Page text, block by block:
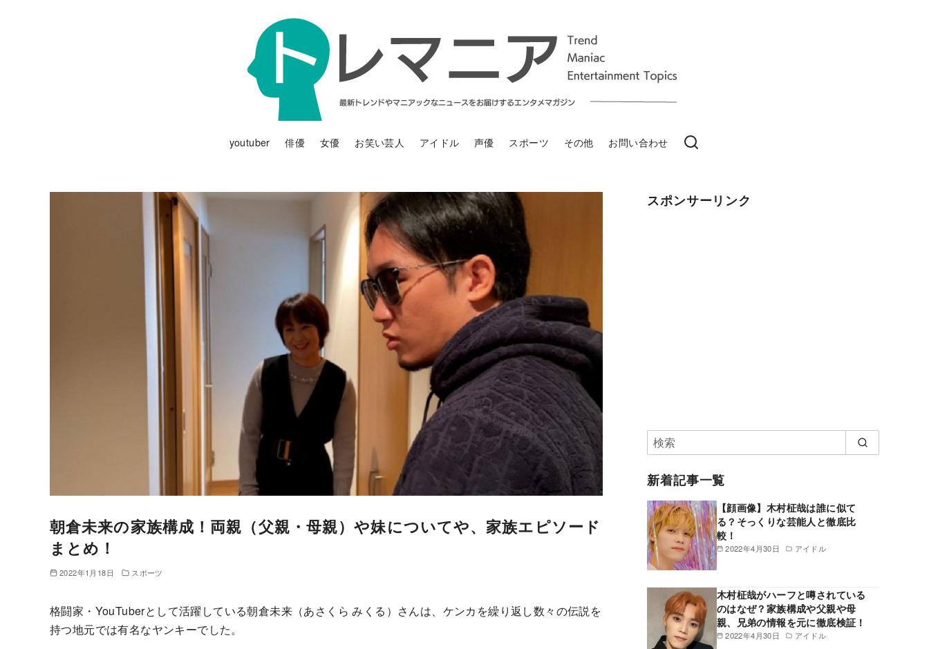
youtuber 俳優 女優 お笑い芸人 アイドル 声優 スポーツ その他 お問い合わせ
朝倉未来の家族構成！両親（父親・母親）や妹についてや、家族エピソード
まとめ！
2022年1月18日 スポーツ
格闘家・YouTuberとして活躍している朝倉未来（あさくら みくる）さんは、ケンカを繰り返し数々の伝説を
持つ地元では有名なヤンキーでした。
スポンサーリンク
新着記事一覧
2022年4月30日 アイドル
【顔画像】木村柾哉は誰に似て
る？そっくりな芸能人と徹底比
較！
2022年4月30日 アイドル
木村柾哉がハーフと噂されている
のはなぜ？家族構成や父親や母
親、兄弟の情報を元に徹底検証！